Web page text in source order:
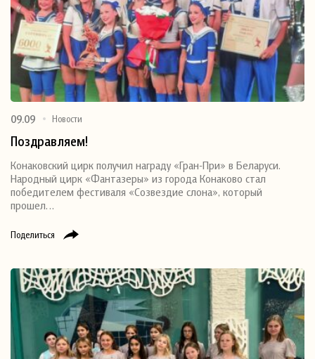
Поделиться
09.09 Новости
Поздравляем!
Конаковский цирк получил награду «Гран-При» в Беларуси.
Народный цирк «Фантазеры» из города Конаково стал
победителем фестиваля «Созвездие слона», который
прошел…